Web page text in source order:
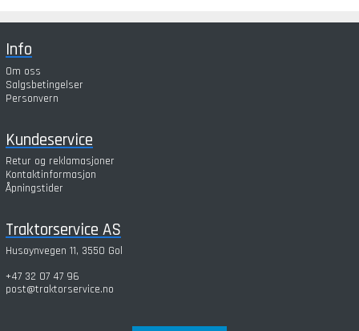
Info
Om oss
Salgsbetingelser
Personvern
Kundeservice
Retur og reklamasjoner
Kontaktinformasjon
Åpningstider
Traktorservice AS
Husøynvegen 11, 3550 Gol
+47 32 07 47 96
post@traktorservice.no